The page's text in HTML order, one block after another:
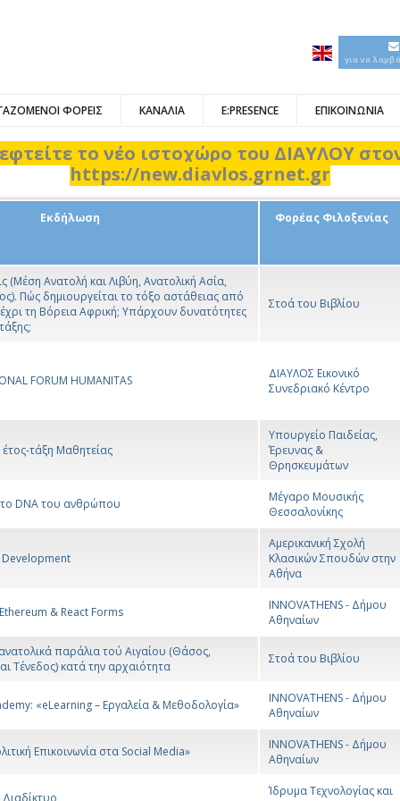
για να
ΦΟΡΕΙΣ ΚΑΝΑΛΙΑ E:PRESENCE ΕΠΙΚΟΙΝΩΝΙΑ
το νέο ιστοχώρο του ΔΙΑΥΛΟΥ
https://new.diavlos.grnet.gr
Εκδήλωση Φορέας Φιλοξενίας
(Μέση Ανατολή και Λιβύη, Ανατολική Ασία,
Πώς δημιουργείται το τόξο αστάθειας από
τη Βόρεια Αφρική; Υπάρχουν δυνατότητες
Στοά του Βιβλίου
FORUM HUMANITAS
ΔΙΑΥΛΟΣ Εικονικό
Συνεδριακό Κέντρο
τάξη Μαθητείας
Υπουργείο Παιδείας,
Έρευνας &
Θρησκευμάτων
το DNA του ανθρώπου
Μέγαρο Μουσικής
Θεσσαλονίκης
Αμερικανική Σχολή
Κλασικών Σπουδών στην
Αθήνα
& React Forms
INNOVATHENS - Δήμου
Αθηναίων
παράλια τού Αιγαίου (Θάσος,
Τένεδος) κατά την αρχαιότητα
Στοά του Βιβλίου
«eLearning – Εργαλεία & Μεθοδολογία»
INNOVATHENS - Δήμου
Αθηναίων
Επικοινωνία στα Social Media»
INNOVATHENS - Δήμου
Αθηναίων
Ίδρυμα Τεχνολογίας και